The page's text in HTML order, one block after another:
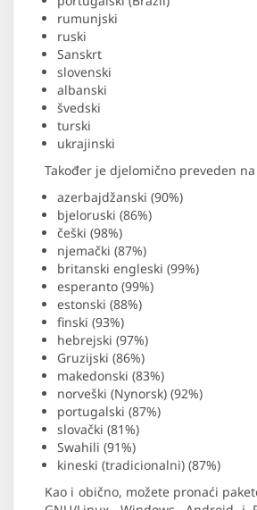
rumunjski
ruski
Sanskrt
slovenski
albanski
švedski
turski
ukrajinski
Također je djelomično preveden
azerbajdžanski (90%)
bjeloruski (86%)
češki (98%)
njemački (87%)
britanski engleski (99%)
esperanto (99%)
estonski (88%)
finski (93%)
hebrejski (97%)
Gruzijski (86%)
makedonski (83%)
norveški (Nynorsk) (92%)
portugalski (87%)
slovački (81%)
Swahili (91%)
kineski (tradicionalni) (87%)
Kao i obično, možete pronaći